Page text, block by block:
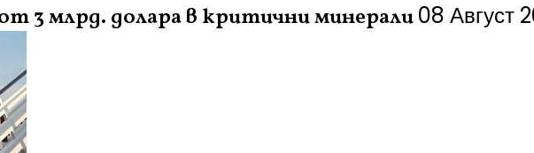
3 млрд. долара в критични минерали08 Август